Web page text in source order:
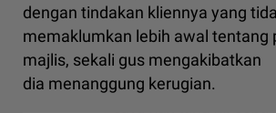
dengan tindakan kliennya yang
memaklumkan lebih awal tentang
majlis, sekali gus mengakibatkan
dia menanggung kerugian.